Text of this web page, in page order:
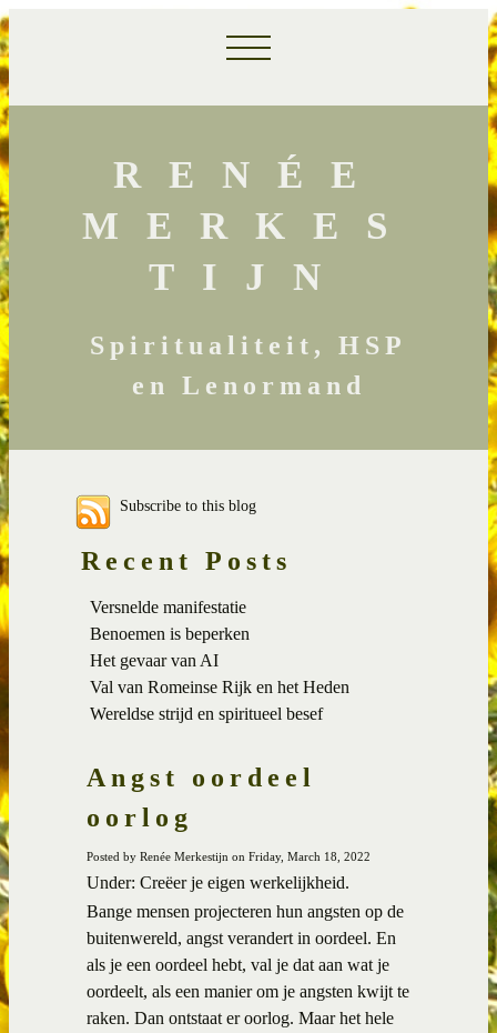
RENÉE
MERKES
TIJN
Spiritualiteit, HSP
en Lenormand
Subscribe to this blog
Recent Posts
Versnelde manifestatie
Benoemen is beperken
Het gevaar van AI
Val van Romeinse Rijk en het Heden
Wereldse strijd en spiritueel besef
Angst oordeel
oorlog
Posted by Renée Merkestijn on Friday, March 18, 2022
Under: Creëer je eigen werkelijkheid.
Bange mensen projecteren hun angsten op de
buitenwereld, angst verandert in oordeel. En
als je een oordeel hebt, val je dat aan wat je
oordeelt, als een manier om je angsten kwijt te
raken. Dan ontstaat er oorlog. Maar het hele